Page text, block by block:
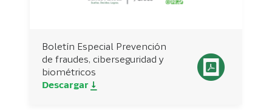
Boletín Especial Prevención
de fraudes, ciberseguridad y
biométricos
Descargar